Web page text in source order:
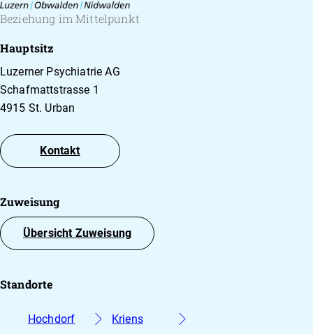
Beziehung im Mittelpunkt
Hauptsitz
Luzerner Psychiatrie AG
Schafmattstrasse 1
4915 St. Urban
Kontakt
Zuweisung
Übersicht Zuweisung
Standorte
Hochdorf
Kriens